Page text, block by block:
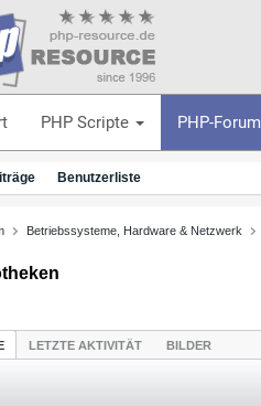
PHP Scripte PHP-Forum
Benutzerliste
Betriebssysteme, Hardware & Netzwerk
LETZTE AKTIVITÄT BILDER